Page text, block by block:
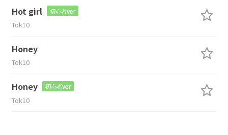
Hot girl 初心者ver
Tok10
Honey
Tok10
Honey 初心者ver
Tok10